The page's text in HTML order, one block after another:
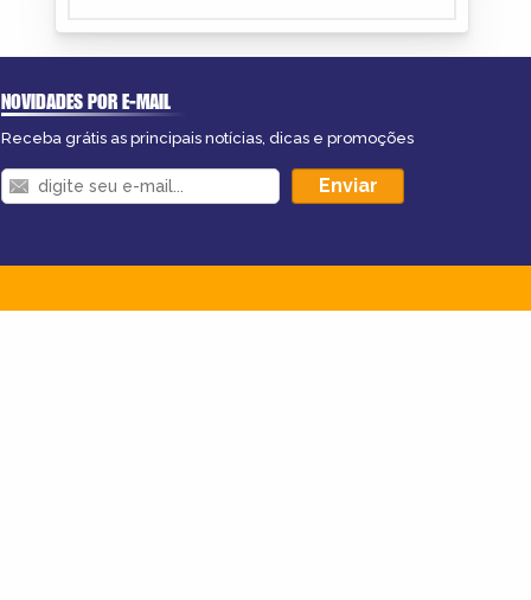
NOVIDADES POR E-MAIL
Receba grátis as principais notícias, dicas e promoções